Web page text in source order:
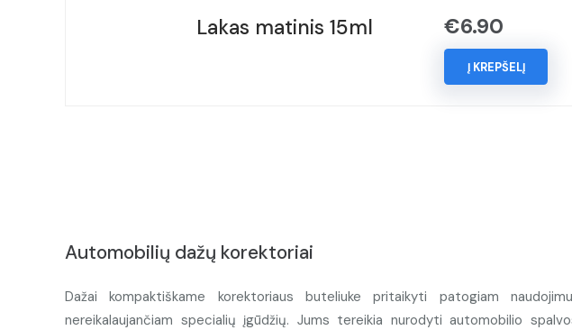
Lakas matinis 15ml €6.90
Į KREPŠELĮ
Automobilių dažų korektoriai
Dažai kompaktiškame korektoriaus buteliuke pritaikyti patogiam
nereikalaujančiam specialių įgūdžių. Jums tereikia nurodyti automobilio